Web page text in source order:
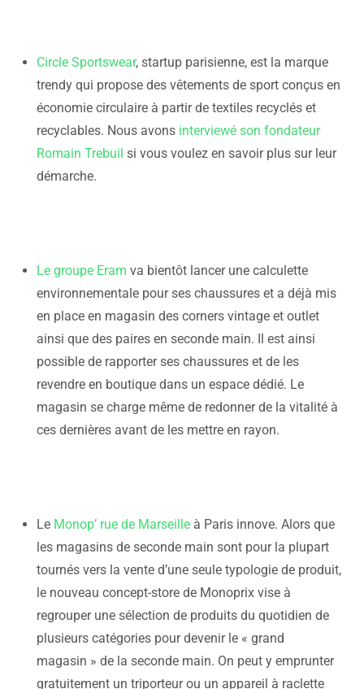
Circle Sportswear, startup parisienne, est la marque
trendy qui propose des vêtements de sport conçus en
économie circulaire à partir de textiles recyclés et
recyclables. Nous avons interviewé son fondateur
Romain Trebuil si vous voulez en savoir plus sur leur
démarche.
Le groupe Eram va bientôt lancer une calculette
environnementale pour ses chaussures et a déjà mis
en place en magasin des corners vintage et outlet
ainsi que des paires en seconde main. Il est ainsi
possible de rapporter ses chaussures et de les
revendre en boutique dans un espace dédié. Le
magasin se charge même de redonner de la vitalité à
ces dernières avant de les mettre en rayon.
Le Monop’ rue de Marseille à Paris innove. Alors que
les magasins de seconde main sont pour la plupart
tournés vers la vente d’une seule typologie de produit,
le nouveau concept-store de Monoprix vise à
regrouper une sélection de produits du quotidien de
plusieurs catégories pour devenir le « grand
magasin » de la seconde main. On peut y emprunter
gratuitement un triporteur ou un appareil à raclette